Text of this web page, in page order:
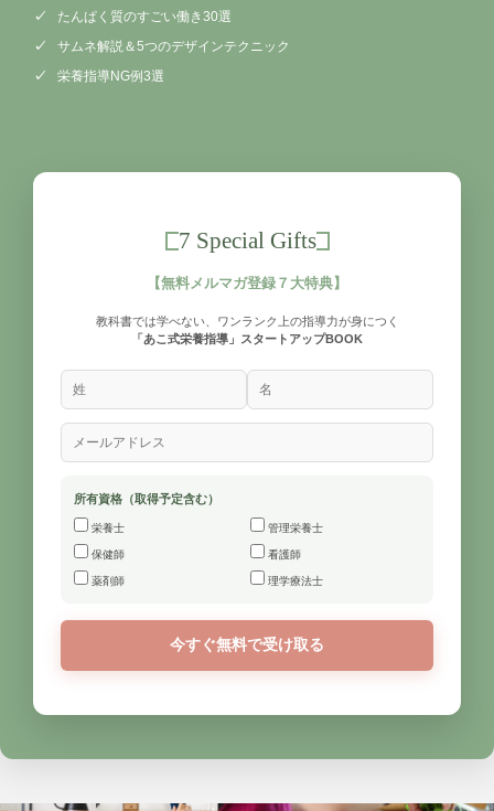
たんぱく質のすごい働き30選
サムネ解説＆5つのデザインテクニック
栄養指導NG例3選
7 Special Gifts
【無料メルマガ登録７大特典】
教科書では学べない、ワンランク上の指導力が身につく
「あこ式栄養指導」スタートアップBOOK
所有資格（取得予定含む）
栄養士 管理栄養士
保健師 看護師
薬剤師 理学療法士
今すぐ無料で受け取る